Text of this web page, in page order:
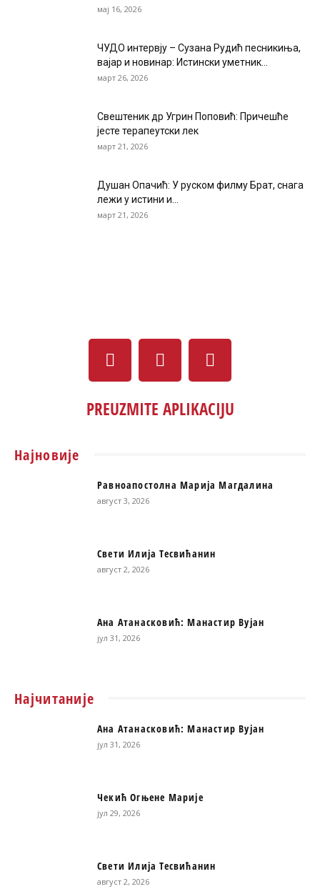
мај 16, 2026
ЧУДО интервју – Сузана Рудић песникиња,
вајар и новинар: Истински уметник...
март 26, 2026
Свештеник др Угрин Поповић: Причешће
јесте терапеутски лек
март 21, 2026
Душан Опачић: У руском филму Брат, снага
лежи у истини и...
март 21, 2026
PREUZMITE APLIKACIJU
Најновије
Равноапостолна Марија Магдалина
август 3, 2026
Свети Илија Тесвићанин
август 2, 2026
Ана Атанасковић: Манастир Вујан
јул 31, 2026
Најчитаније
Ана Атанасковић: Манастир Вујан
јул 31, 2026
Чекић Огњене Марије
јул 29, 2026
Свети Илија Тесвићанин
август 2, 2026